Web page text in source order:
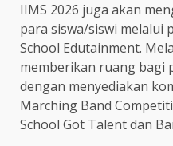
IIMS 2026 juga akan
para siswa/siswi melalui
School Edutainment.
memberikan ruang bagi
dengan menyediakan
Marching Band
School Got Talent dan